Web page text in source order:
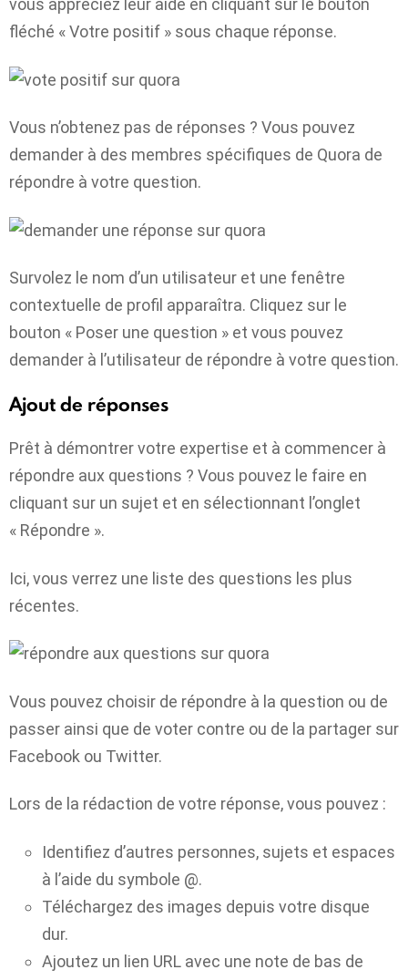
vous appréciez leur aide en cliquant sur le bouton
fléché « Votre positif » sous chaque réponse.
Vous n’obtenez pas de réponses ? Vous pouvez
demander à des membres spécifiques de Quora de
répondre à votre question.
Survolez le nom d’un utilisateur et une fenêtre
contextuelle de profil apparaîtra. Cliquez sur le
bouton « Poser une question » et vous pouvez
demander à l’utilisateur de répondre à votre question.
Ajout de réponses
Prêt à démontrer votre expertise et à commencer à
répondre aux questions ? Vous pouvez le faire en
cliquant sur un sujet et en sélectionnant l’onglet
« Répondre ».
Ici, vous verrez une liste des questions les plus
récentes.
Vous pouvez choisir de répondre à la question ou de
passer ainsi que de voter contre ou de la partager sur
Facebook ou Twitter.
Lors de la rédaction de votre réponse, vous pouvez :
Identifiez d’autres personnes, sujets et espaces
à l’aide du symbole @.
Téléchargez des images depuis votre disque
dur.
Ajoutez un lien URL avec une note de bas de